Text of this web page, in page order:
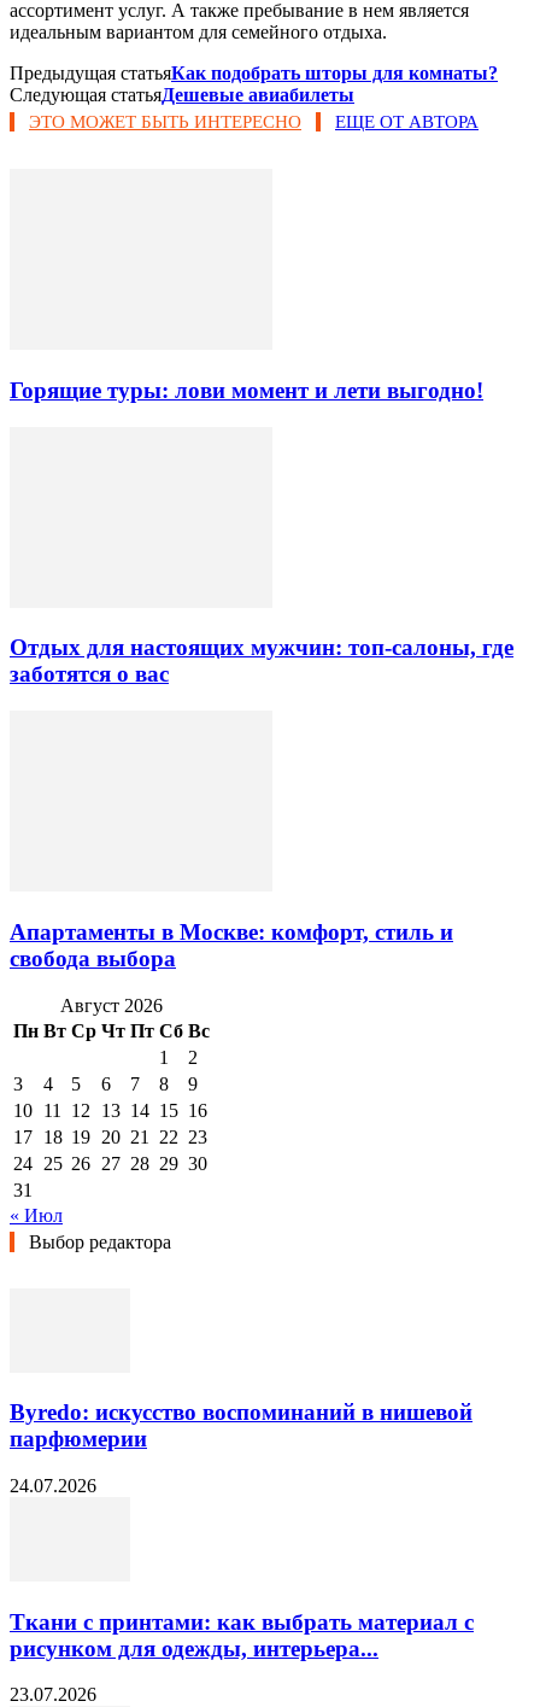
ассортимент услуг. А также пребывание в нем является
идеальным вариантом для семейного отдыха.
Предыдущая статьяКак подобрать шторы для комнаты?
Следующая статьяДешевые авиабилеты
ЭТО МОЖЕТ БЫТЬ ИНТЕРЕСНО ЕЩЕ ОТ АВТОРА
Горящие туры: лови момент и лети выгодно!
Отдых для настоящих мужчин: топ-салоны, где
заботятся о вас
Апартаменты в Москве: комфорт, стиль и
свобода выбора
Август 2026
Пн Вт Ср Чт Пт Сб Вс
1
2
3
4 5 6 7 8
9
10 11 12 13 14 15 16
17 18 19 20 21 22 23
24 25 26 27 28 29 30
31
« Июл
Выбор редактора
Byredo: искусство воспоминаний в нишевой
парфюмерии
24.07.2026
Ткани с принтами: как выбрать материал с
рисунком для одежды, интерьера...
23.07.2026